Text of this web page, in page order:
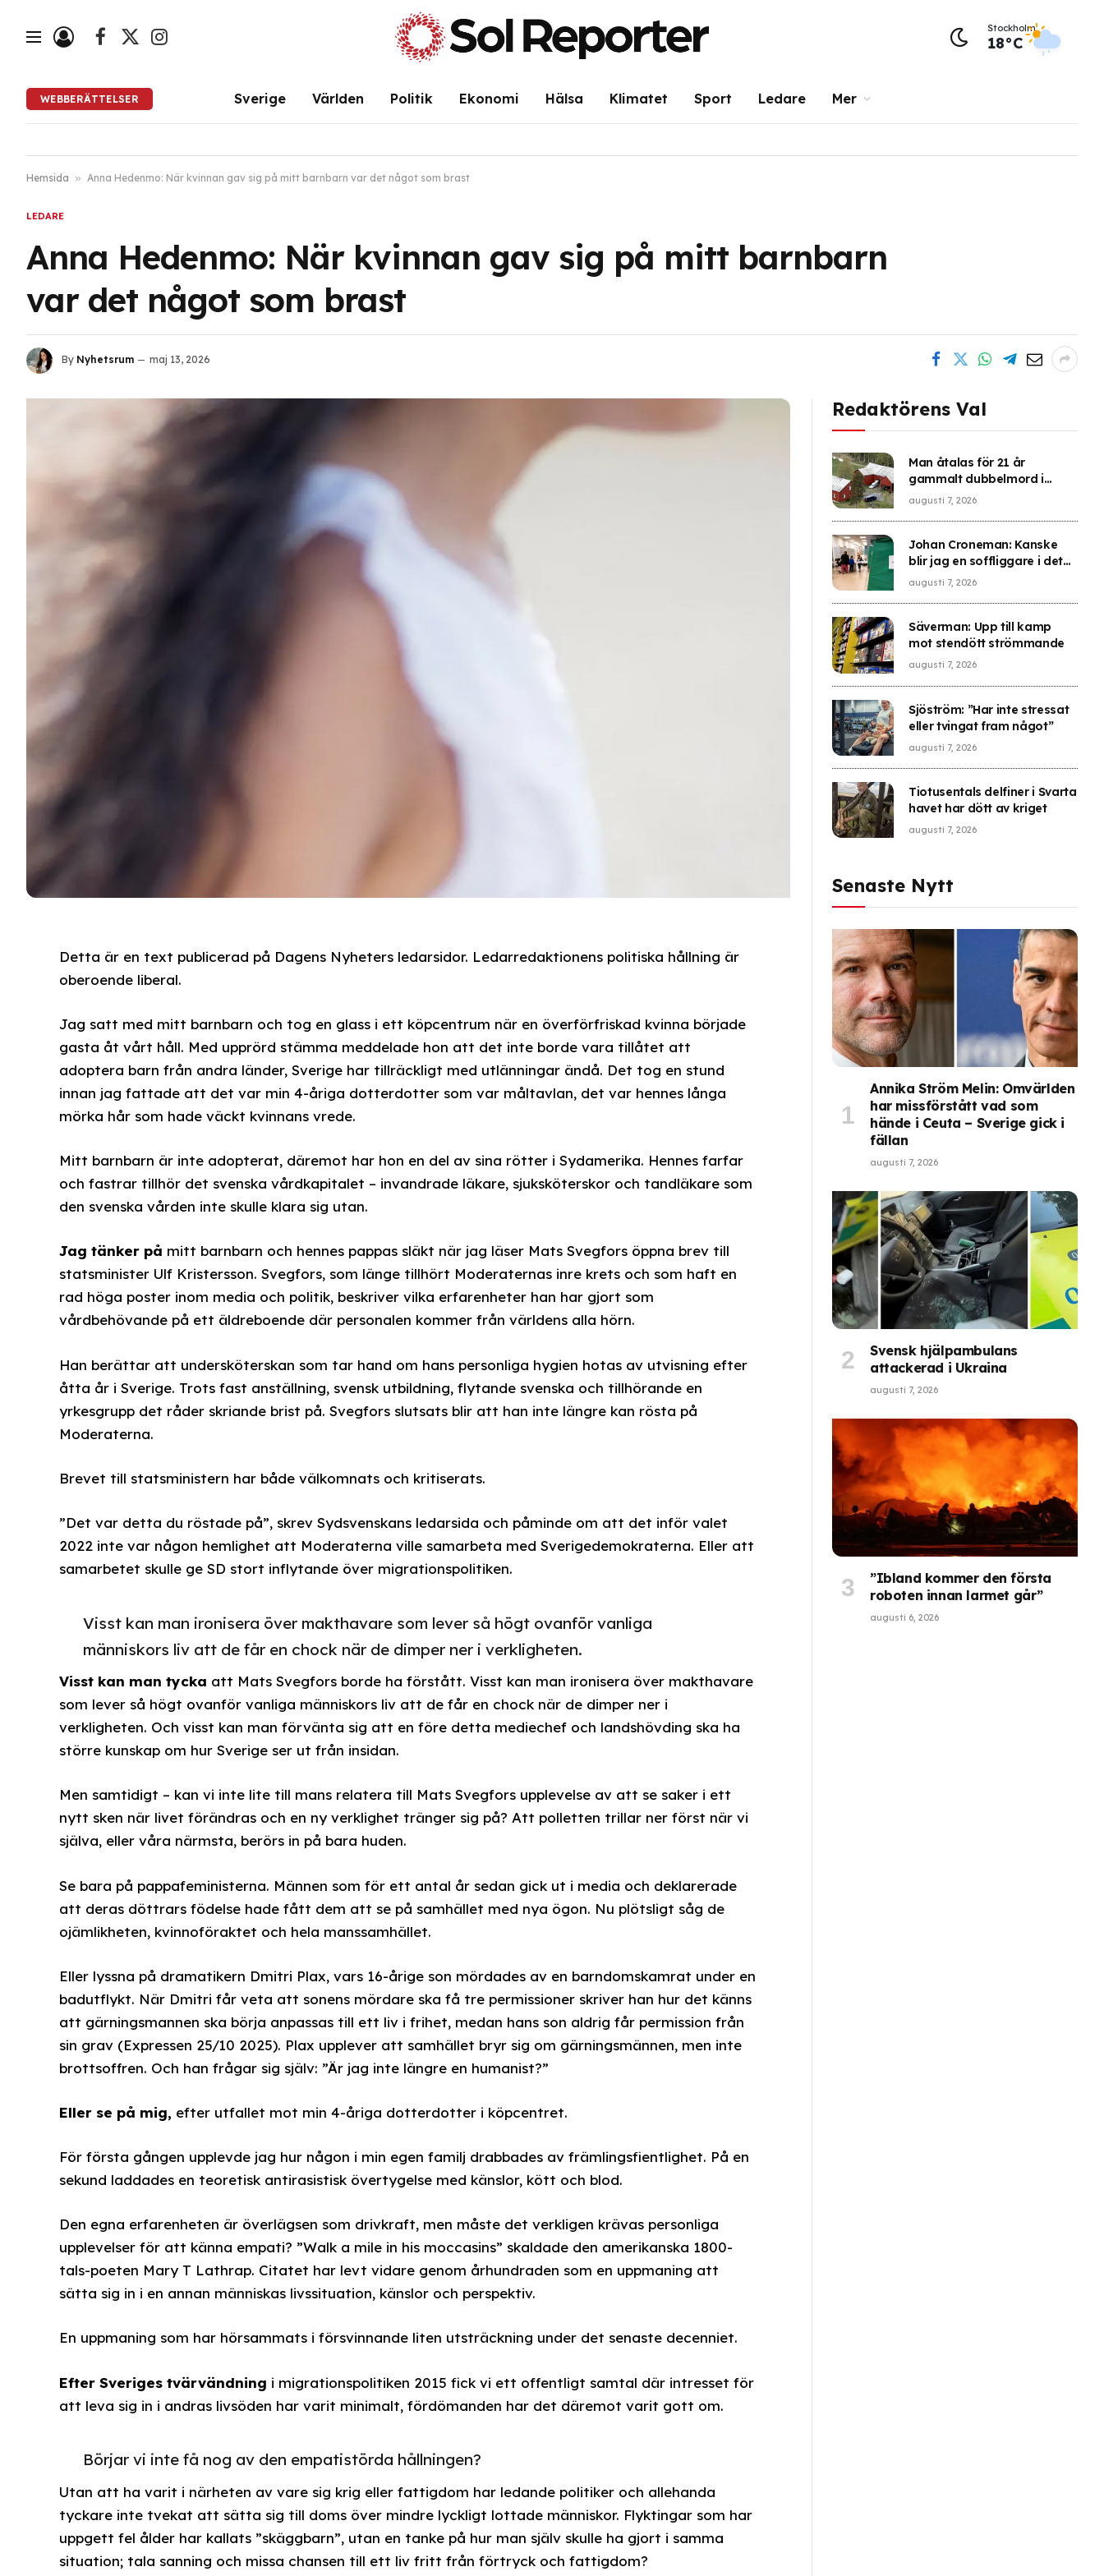
Facebook
X
Instagram
Stockholm
18°C
WEBBERÄTTELSER Sverige Världen Politik Ekonomi Hälsa Klimatet Sport Ledare Mer
Hemsida » Anna Hedenmo: När kvinnan gav sig på mitt barnbarn var det något som brast
LEDARE
Anna Hedenmo: När kvinnan gav sig på mitt barnbarn
var det något som brast
By Nyhetsrum maj 13, 2026
Detta är en text publicerad på Dagens Nyheters ledarsidor. Ledarredaktionens politiska hållning är
oberoende liberal.
Jag satt med mitt barnbarn och tog en glass i ett köpcentrum när en överförfriskad kvinna började
gasta åt vårt håll. Med upprörd stämma meddelade hon att det inte borde vara tillåtet att
adoptera barn från andra länder, Sverige har tillräckligt med utlänningar ändå. Det tog en stund
innan jag fattade att det var min 4-åriga dotterdotter som var måltavlan, det var hennes långa
mörka hår som hade väckt kvinnans vrede.
Mitt barnbarn är inte adopterat, däremot har hon en del av sina rötter i Sydamerika. Hennes farfar
och fastrar tillhör det svenska vårdkapitalet – invandrade läkare, sjuksköterskor och tandläkare som
den svenska vården inte skulle klara sig utan.
Jag tänker på mitt barnbarn och hennes pappas släkt när jag läser Mats Svegfors öppna brev till
statsminister Ulf Kristersson. Svegfors, som länge tillhört Moderaternas inre krets och som haft en
rad höga poster inom media och politik, beskriver vilka erfarenheter han har gjort som
vårdbehövande på ett äldreboende där personalen kommer från världens alla hörn.
Han berättar att undersköterskan som tar hand om hans personliga hygien hotas av utvisning efter
åtta år i Sverige. Trots fast anställning, svensk utbildning, flytande svenska och tillhörande en
yrkesgrupp det råder skriande brist på. Svegfors slutsats blir att han inte längre kan rösta på
Moderaterna.
Brevet till statsministern har både välkomnats och kritiserats.
”Det var detta du röstade på”, skrev Sydsvenskans ledarsida och påminde om att det inför valet
2022 inte var någon hemlighet att Moderaterna ville samarbeta med Sverigedemokraterna. Eller att
samarbetet skulle ge SD stort inflytande över migrationspolitiken.
Visst kan man ironisera över makthavare som lever så högt ovanför vanliga
människors liv att de får en chock när de dimper ner i verkligheten.
Visst kan man tycka att Mats Svegfors borde ha förstått. Visst kan man ironisera över makthavare
som lever så högt ovanför vanliga människors liv att de får en chock när de dimper ner i
verkligheten. Och visst kan man förvänta sig att en före detta mediechef och landshövding ska ha
större kunskap om hur Sverige ser ut från insidan.
Men samtidigt – kan vi inte lite till mans relatera till Mats Svegfors upplevelse av att se saker i ett
nytt sken när livet förändras och en ny verklighet tränger sig på? Att polletten trillar ner först när vi
själva, eller våra närmsta, berörs in på bara huden.
Se bara på pappafeministerna. Männen som för ett antal år sedan gick ut i media och deklarerade
att deras döttrars födelse hade fått dem att se på samhället med nya ögon. Nu plötsligt såg de
ojämlikheten, kvinnoföraktet och hela manssamhället.
Eller lyssna på dramatikern Dmitri Plax, vars 16-årige son mördades av en barndomskamrat under en
badutflykt. När Dmitri får veta att sonens mördare ska få tre permissioner skriver han hur det känns
att gärningsmannen ska börja anpassas till ett liv i frihet, medan hans son aldrig får permission från
sin grav (Expressen 25/10 2025). Plax upplever att samhället bryr sig om gärningsmännen, men inte
brottsoffren. Och han frågar sig själv: ”Är jag inte längre en humanist?”
Eller se på mig, efter utfallet mot min 4-åriga dotterdotter i köpcentret.
För första gången upplevde jag hur någon i min egen familj drabbades av främlingsfientlighet. På en
sekund laddades en teoretisk antirasistisk övertygelse med känslor, kött och blod.
Den egna erfarenheten är överlägsen som drivkraft, men måste det verkligen krävas personliga
upplevelser för att känna empati? ”Walk a mile in his moccasins” skaldade den amerikanska 1800-
tals-poeten Mary T Lathrap. Citatet har levt vidare genom århundraden som en uppmaning att
sätta sig in i en annan människas livssituation, känslor och perspektiv.
En uppmaning som har hörsammats i försvinnande liten utsträckning under det senaste decenniet.
Efter Sveriges tvärvändning i migrationspolitiken 2015 fick vi ett offentligt samtal där intresset för
att leva sig in i andras livsöden har varit minimalt, fördömanden har det däremot varit gott om.
Börjar vi inte få nog av den empatistörda hållningen?
Utan att ha varit i närheten av vare sig krig eller fattigdom har ledande politiker och allehanda
tyckare inte tvekat att sätta sig till doms över mindre lyckligt lottade människor. Flyktingar som har
uppgett fel ålder har kallats ”skäggbarn”, utan en tanke på hur man själv skulle ha gjort i samma
situation; tala sanning och missa chansen till ett liv fritt från förtryck och fattigdom?
Redaktörens Val
Man åtalas för 21 år
gammalt dubbelmord i
Brattås
augusti 7, 2026
Johan Croneman: Kanske
blir jag en soffliggare i det
här valet
augusti 7, 2026
Säverman: Upp till kamp
mot stendött strömmande
augusti 7, 2026
Sjöström: ”Har inte stressat
eller tvingat fram något”
augusti 7, 2026
Tiotusentals delfiner i Svarta
havet har dött av kriget
augusti 7, 2026
Senaste Nytt
Annika Ström Melin: Omvärlden
har missförstått vad som
hände i Ceuta – Sverige gick i
fällan
augusti 7, 2026
Svensk hjälpambulans
attackerad i Ukraina
augusti 7, 2026
”Ibland kommer den första
roboten innan larmet går”
augusti 6, 2026